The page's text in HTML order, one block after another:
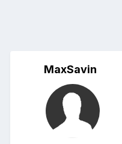
MaxSavin